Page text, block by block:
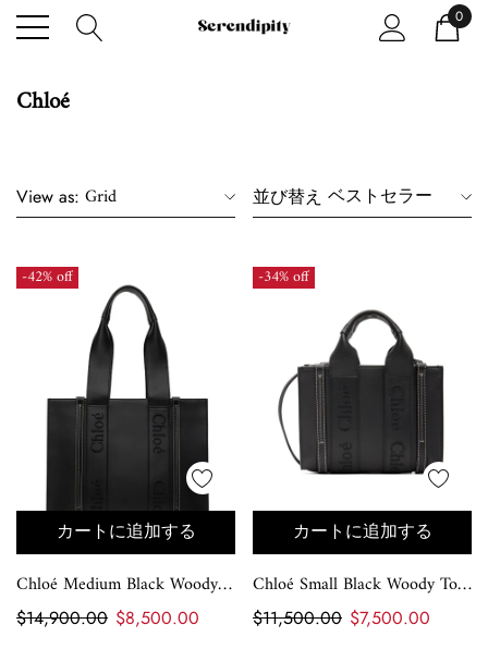
0
Chloé
View as: Grid 並び替え ベストセラー
-42% off
Chloé Medium Black Woody
Tote Bag
$14,900.00 $8,500.00
カートに追加する
-34% off
Chloé Small Black Woody Tote
Bag
$11,500.00 $7,500.00
カートに追加する